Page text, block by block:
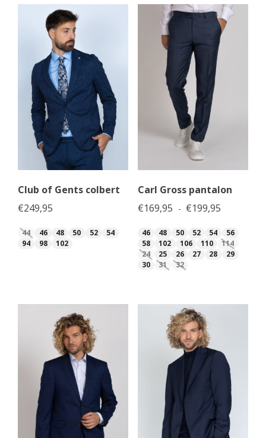
Club of Gents colbert
€249,95
44 46 48 50 52
54
94
98 102
Carl Gross pantalon
€169,95 - €199,95
46 48 50 52 54
56
58
102 106 110
114
24
25 26 27 28
29
30
31 32